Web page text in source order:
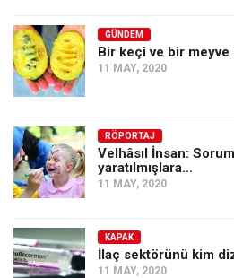
GÜNDEM
Bir keçi ve bir meyve
11 MAY, 2020
RÖPORTAJ
Velhâsıl İnsan:
yaratılmışlara…
11 MAY, 2020
KAPAK
İlaç sektörünü kim
11 MAY, 2020